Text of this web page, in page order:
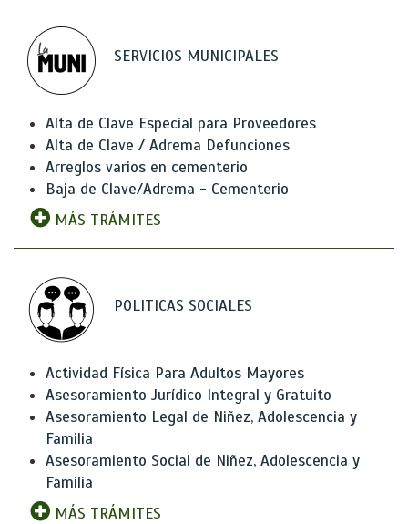
SERVICIOS MUNICIPALES
Alta de Clave Especial para Proveedores
Alta de Clave / Adrema Defunciones
Arreglos varios en cementerio
Baja de Clave/Adrema - Cementerio
MÁS TRÁMITES
POLITICAS SOCIALES
Actividad Física Para Adultos Mayores
Asesoramiento Jurídico Integral y Gratuito
Asesoramiento Legal de Niñez, Adolescencia y
Familia
Asesoramiento Social de Niñez, Adolescencia y
Familia
MÁS TRÁMITES